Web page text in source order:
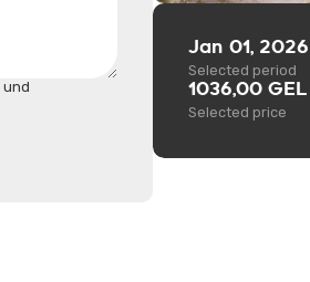
und
Jan 01, 2026
Selected period
1036,00 GEL
Selected price